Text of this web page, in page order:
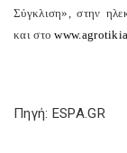
Σύγκλιση», στην
και στο
Πηγή: ESPA.GR